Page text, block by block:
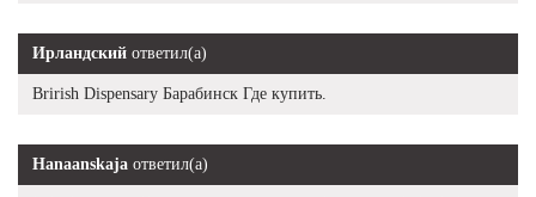
Ирландский ответил(а)
Brirish Dispensary Барабинск Где купить.
Hanaanskaja ответил(а)